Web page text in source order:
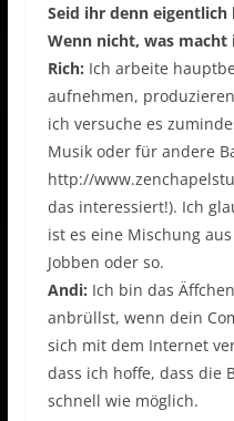
Seid ihr denn
Wenn nicht, was
Rich: Ich arbeite
aufnehmen,
ich versuche es
Musik oder für andere
http://
das interessiert!). Ich
ist es eine Mischung
Jobben oder so.
Andi: Ich bin das
anbrüllst, wenn dein
sich mit dem Internet
dass ich hoffe, dass die
schnell wie möglich.